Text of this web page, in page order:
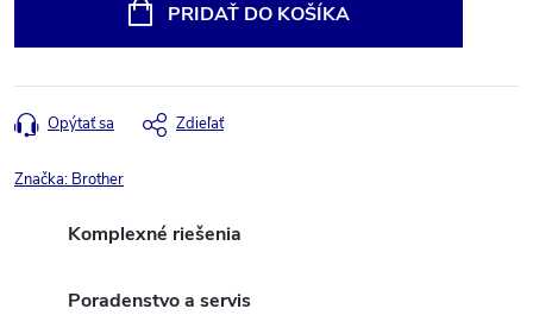
PRIDAŤ DO KOŠÍKA
Opýtať sa Zdieľať
Značka: Brother
Komplexné riešenia
Poradenstvo a servis